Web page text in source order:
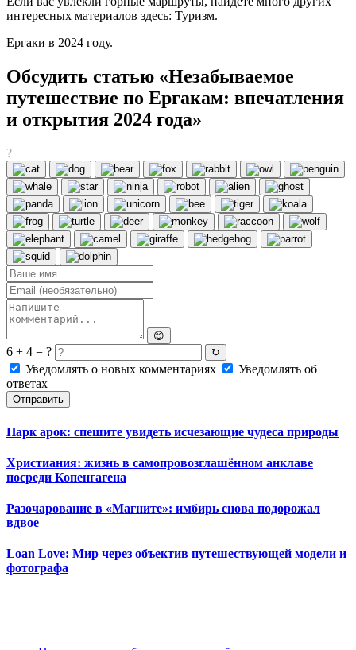
интересных материалов здесь: Туризм.
Ергаки в 2024 году.
Обсудить статью «Незабываемое
путешествие по Ергакам: впечатления
и открытия 2024 года»
?
😊
6 + 4 = ? ↻
Уведомлять о новых комментариях
Уведомлять об
ответах
Отправить
Парк арок: спешите увидеть исчезающие чудеса природы
Христиания: жизнь в самопровозглашённом анклаве
посреди Копенгагена
Разочарование в «Магните»: имбирь снова подорожал
вдвое
Loan Love: Мир через объектив путешествующей модели и
фотографа